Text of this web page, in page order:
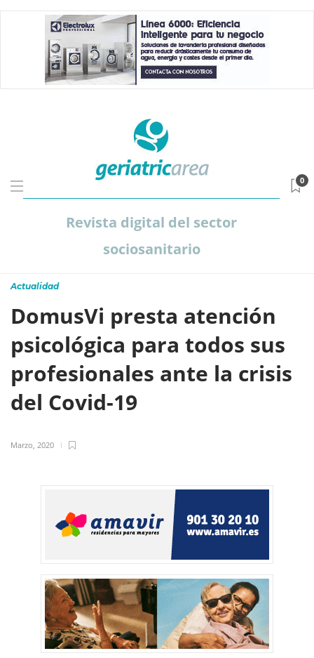
Revista digital del sector
sociosanitario
0
Actualidad
DomusVi presta atención
psicológica para todos sus
profesionales ante la crisis
del Covid-19
Marzo, 2020